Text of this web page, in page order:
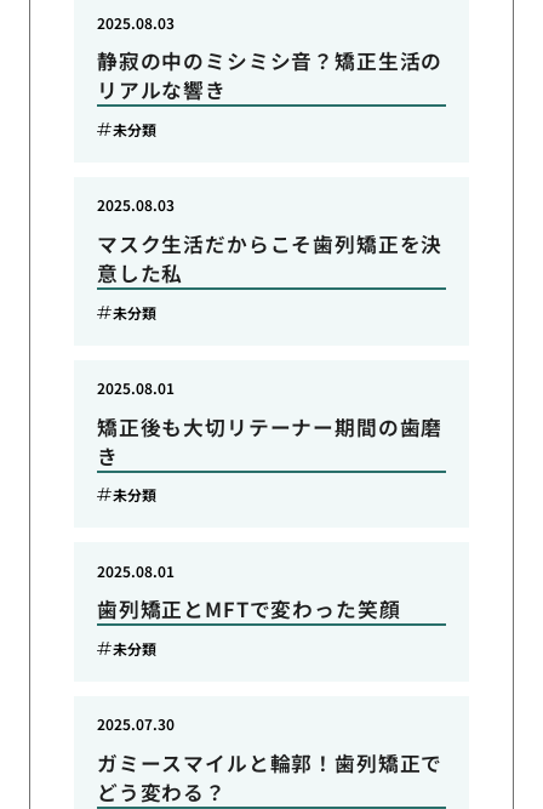
静寂の中のミシミシ音？矯正生活の
リアルな響き
2025.08.03
未分類
マスク生活だからこそ歯列矯正を決
意した私
2025.08.03
未分類
矯正後も大切リテーナー期間の歯磨
き
2025.08.01
未分類
歯列矯正とMFTで変わった笑顔
2025.08.01
未分類
ガミースマイルと輪郭！歯列矯正で
どう変わる？
2025.07.30